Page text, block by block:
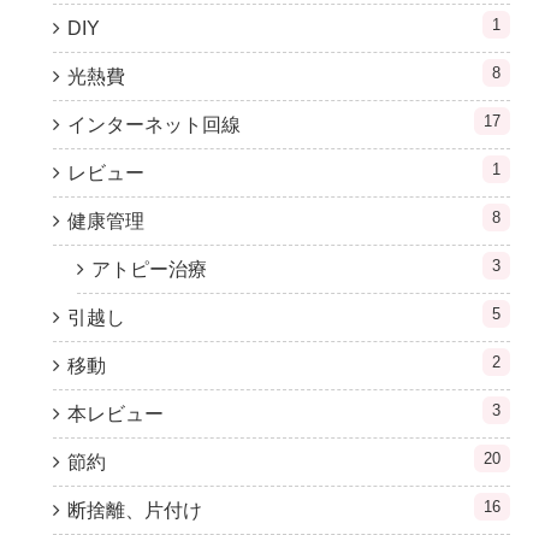
DIY 1
光熱費 8
インターネット回線 17
レビュー 1
健康管理 8
アトピー治療 3
引越し 5
移動 2
本レビュー 3
節約 20
断捨離、片付け 16